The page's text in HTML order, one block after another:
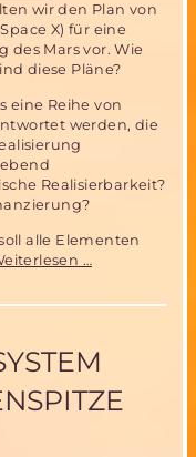
wir den Plan von
X) für eine
des Mars vor. Wie
diese Pläne?
eine Reihe von
werden, die
Realisierbarkeit?
alle Elementen
…